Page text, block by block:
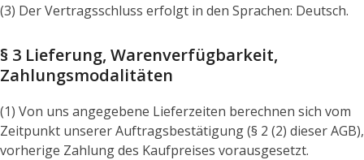
(3) Der Vertragsschluss erfolgt in den Sprachen: Deutsch.
§ 3 Lieferung, Warenverfügbarkeit,
Zahlungsmodalitäten
(1) Von uns angegebene Lieferzeiten berechnen sich vom
Zeitpunkt unserer Auftragsbestätigung (§ 2 (2) dieser AGB),
vorherige Zahlung des Kaufpreises vorausgesetzt.